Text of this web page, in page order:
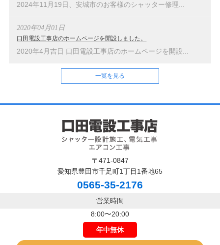
2024年11月19日、安城市のお客様のシャッター修理...
2020年04月01日
口田電設工事店のホームページを開設しました。
2020年4月吉日 口田電設工事店のホームページを開設...
一覧を見る
〒471-0847
愛知県豊田市千足町1丁目1番地65
0565-35-2176
営業時間
8:00〜20:00
年中無休